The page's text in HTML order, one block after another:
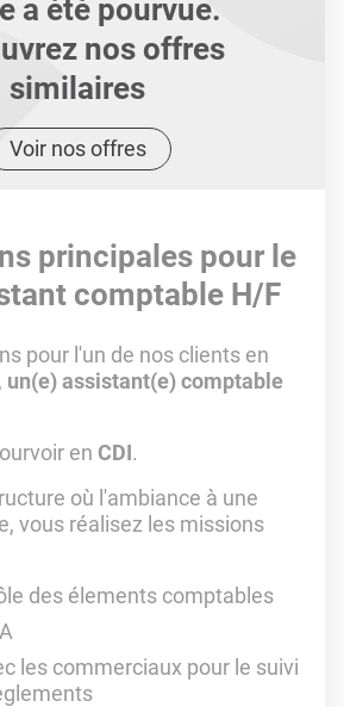
a été pourvue.
nos offres
similaires
Voir nos offres
principales pour le
comptable H/F
pour l'un de nos clients en
un(e) assistant(e) comptable
en CDI.
où l'ambiance à une
vous réalisez les missions
des élements comptables
les commerciaux pour le suivi